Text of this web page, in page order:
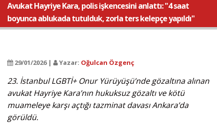
Avukat Hayriye Kara, polis işkencesini anlattı: "4 saat
boyunca ablukada tutulduk, zorla ters kelepçe yapıldı"
29/01/2026 | Yazar: Oğulcan Özgenç
23. İstanbul LGBTİ+ Onur Yürüyüşü’nde gözaltına alınan
avukat Hayriye Kara’nın hukuksuz gözaltı ve kötü
muameleye karşı açtığı tazminat davası Ankara’da
görüldü.